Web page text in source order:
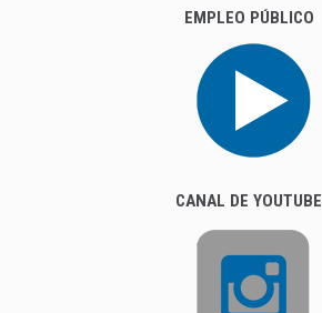
EMPLEO PÚBLICO
CANAL DE YOUTUBE